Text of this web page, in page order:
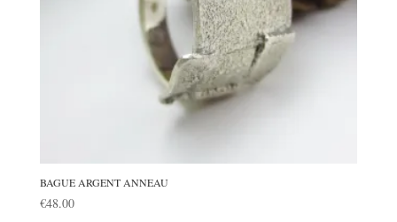
BAGUE ARGENT ANNEAU
€48.00